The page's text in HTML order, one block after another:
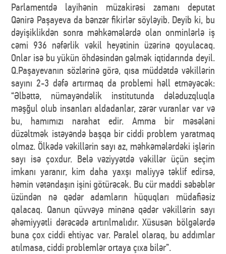
Parlamentdə layihənin müzakirəsi zamanı deputat
Qənirə Paşayeva da bənzər fikirlər söyləyib. Deyib ki, bu
dəyişiklikdən sonra məhkəmələrdə olan onminlərlə iş
cəmi 936 nəfərlik vəkil heyətinin üzərinə qoyulacaq.
Onlar isə bu yükün öhdəsindən gəlmək iqtidarında deyil.
Q.Paşayevanın sözlərinə görə, qısa müddətdə vəkillərin
sayını 2-3 dəfə artırmaq da problemi həll etməyəcək:
“Əlbəttə, nümayəndəlik institutunda dələduzqluqla
məşğul olub insanları aldadanlar, zərər vuranlar var və
bu, hamımızı narahat edir. Amma bir məsələni
düzəltmək istəyəndə başqa bir ciddi problem yaratmaq
olmaz. Ölkədə vəkillərin sayı az, məhkəmələrdəki işlərin
sayı isə çoxdur. Belə vəziyyətdə vəkillər üçün seçim
imkanı yaranır, kim daha yaxşı maliyyə təklif edirsə,
həmin vətəndaşın işini götürəcək. Bu cür maddi səbəblər
üzündən nə qədər adamların hüquqları müdafiəsiz
qalacaq. Qanun qüvvəyə minənə qədər vəkillərin sayı
əhəmiyyətli dərəcədə artırılmalıdır. Xüsusən bölgələrdə
buna çox ciddi ehtiyac var. Paralel olaraq, bu addımlar
atılmasa, ciddi problemlər ortaya çıxa bilər”.